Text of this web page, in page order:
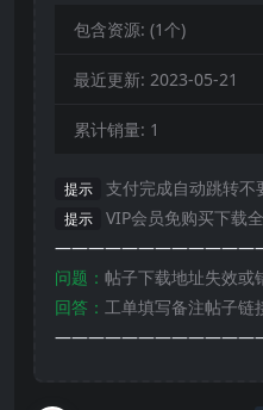
包含资源: (1个)
最近更新: 2023-05-21
累计销量: 1
提示 支付完成自动跳转不
提示
VIP会员免购买下载
问题： 帖子下载地址失效或
回答： 工单填写备注帖子链